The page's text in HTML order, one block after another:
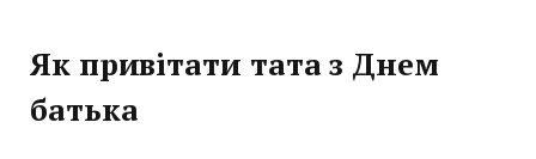
Як привітати тата з Днем
батька